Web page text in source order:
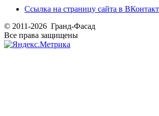
Ссылка на страницу сайта в
© 2011-2026 Гранд-Фасад
Все права защищены